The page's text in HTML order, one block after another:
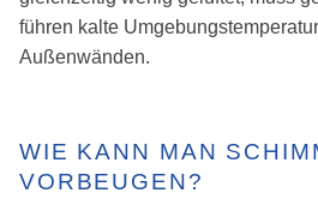
führen kalte
Außenwänden.
WIE KANN MAN
VORBEUGEN?